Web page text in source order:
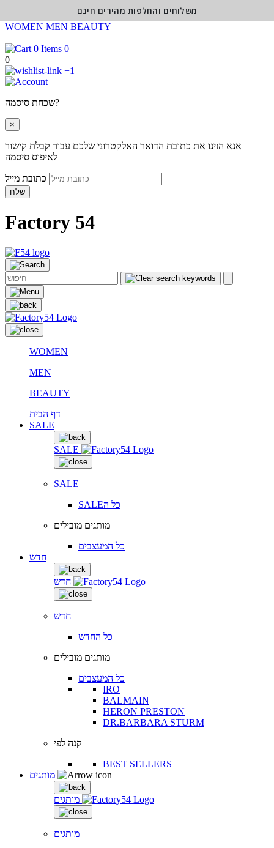
WOMEN MEN BEAUTY
0
0
+1
שכחת סיסמה?
×
אנא הזינו את כתובת הדואר האלקטרוני שלכם עבור קבלת קישור
לאיפוס סיסמה
שלח
Factory 54
WOMEN
MEN
BEAUTY
דף הבית
SALE
SALE
SALE
SALEכל ה
מותגים מובילים
כל המעצבים
חדש
חדש
חדש
כל החדש
מותגים מובילים
כל המעצבים
IRO
BALMAIN
HERON PRESTON
DR.BARBARA STURM
קנה לפי
BEST SELLERS
מותגים
מותגים
משלוחים והחלפות מהירים חינם